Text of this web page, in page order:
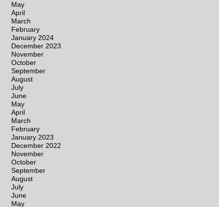
May
April
March
February
January 2024
December 2023
November
October
September
August
July
June
May
April
March
February
January 2023
December 2022
November
October
September
August
July
June
May